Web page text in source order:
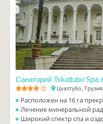
Санаторий Tskaltubo Spa
Цхалтубо, Грузия
Расположен на 16 га
Лечение минеральной
Широкий спектр спа и